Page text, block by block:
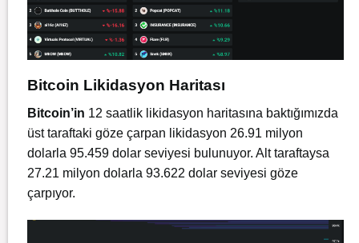
Bitcoin Likidasyon Haritası
Bitcoin’in 12 saatlik likidasyon haritasına baktığımızda
üst taraftaki göze çarpan likidasyon 26.91 milyon
dolarla 95.459 dolar seviyesi bulunuyor. Alt taraftaysa
27.21 milyon dolarla 93.622 dolar seviyesi göze
çarpıyor.